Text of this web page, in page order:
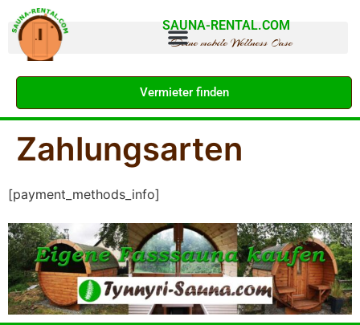
SAUNA-RENTAL.COM
Deine mobile Wellness Oase
Vermieter finden
Zahlungsarten
[payment_methods_info]